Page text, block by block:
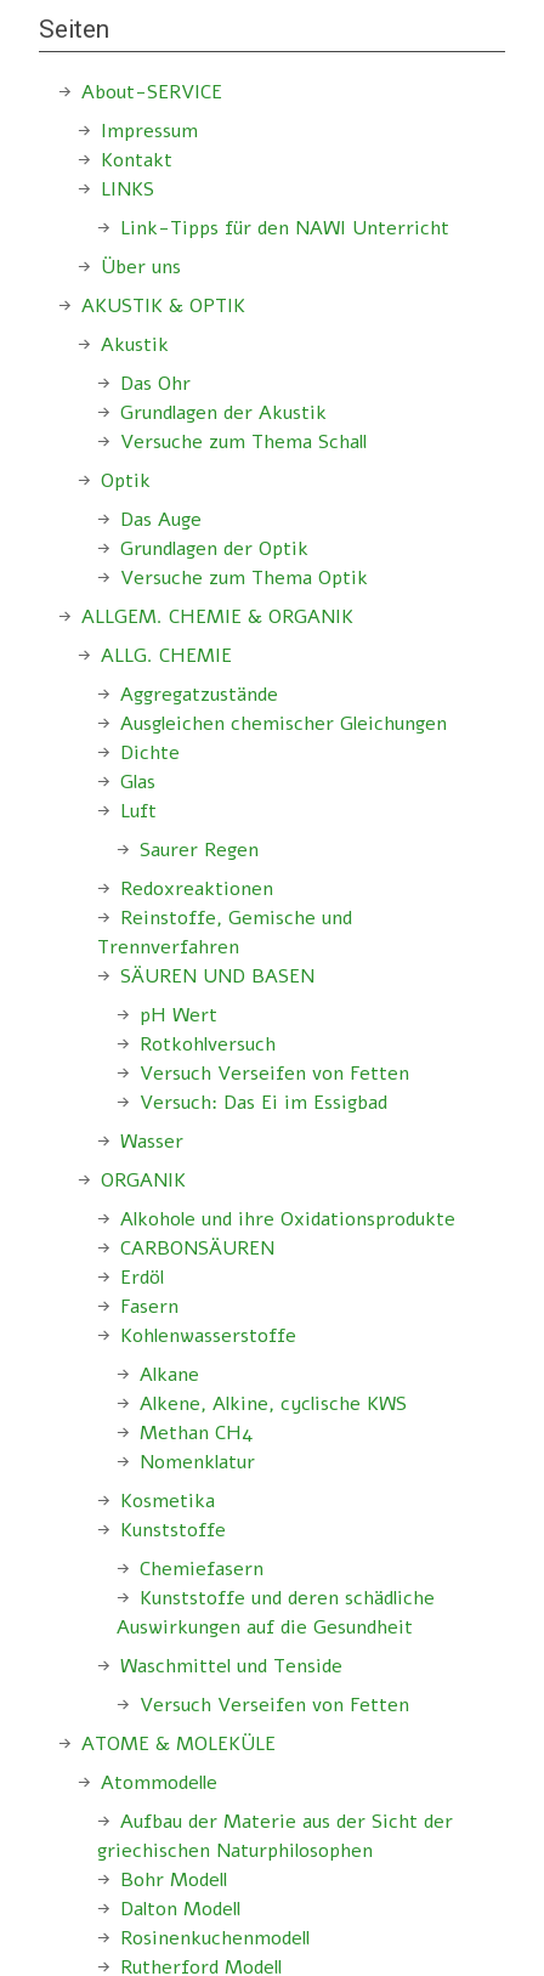
Seiten
About-SERVICE
Impressum
Kontakt
LINKS
Link-Tipps für den NAWI Unterricht
Über uns
AKUSTIK & OPTIK
Akustik
Das Ohr
Grundlagen der Akustik
Versuche zum Thema Schall
Optik
Das Auge
Grundlagen der Optik
Versuche zum Thema Optik
ALLGEM. CHEMIE & ORGANIK
ALLG. CHEMIE
Aggregatzustände
Ausgleichen chemischer Gleichungen
Dichte
Glas
Luft
Saurer Regen
Redoxreaktionen
Reinstoffe, Gemische und
Trennverfahren
SÄUREN UND BASEN
pH Wert
Rotkohlversuch
Versuch Verseifen von Fetten
Versuch: Das Ei im Essigbad
Wasser
ORGANIK
Alkohole und ihre Oxidationsprodukte
CARBONSÄUREN
Erdöl
Fasern
Kohlenwasserstoffe
Alkane
Alkene, Alkine, cyclische KWS
Methan CH4
Nomenklatur
Kosmetika
Kunststoffe
Chemiefasern
Kunststoffe und deren schädliche
Auswirkungen auf die Gesundheit
Waschmittel und Tenside
Versuch Verseifen von Fetten
ATOME & MOLEKÜLE
Atommodelle
Aufbau der Materie aus der Sicht der
griechischen Naturphilosophen
Bohr Modell
Dalton Modell
Rosinenkuchenmodell
Rutherford Modell